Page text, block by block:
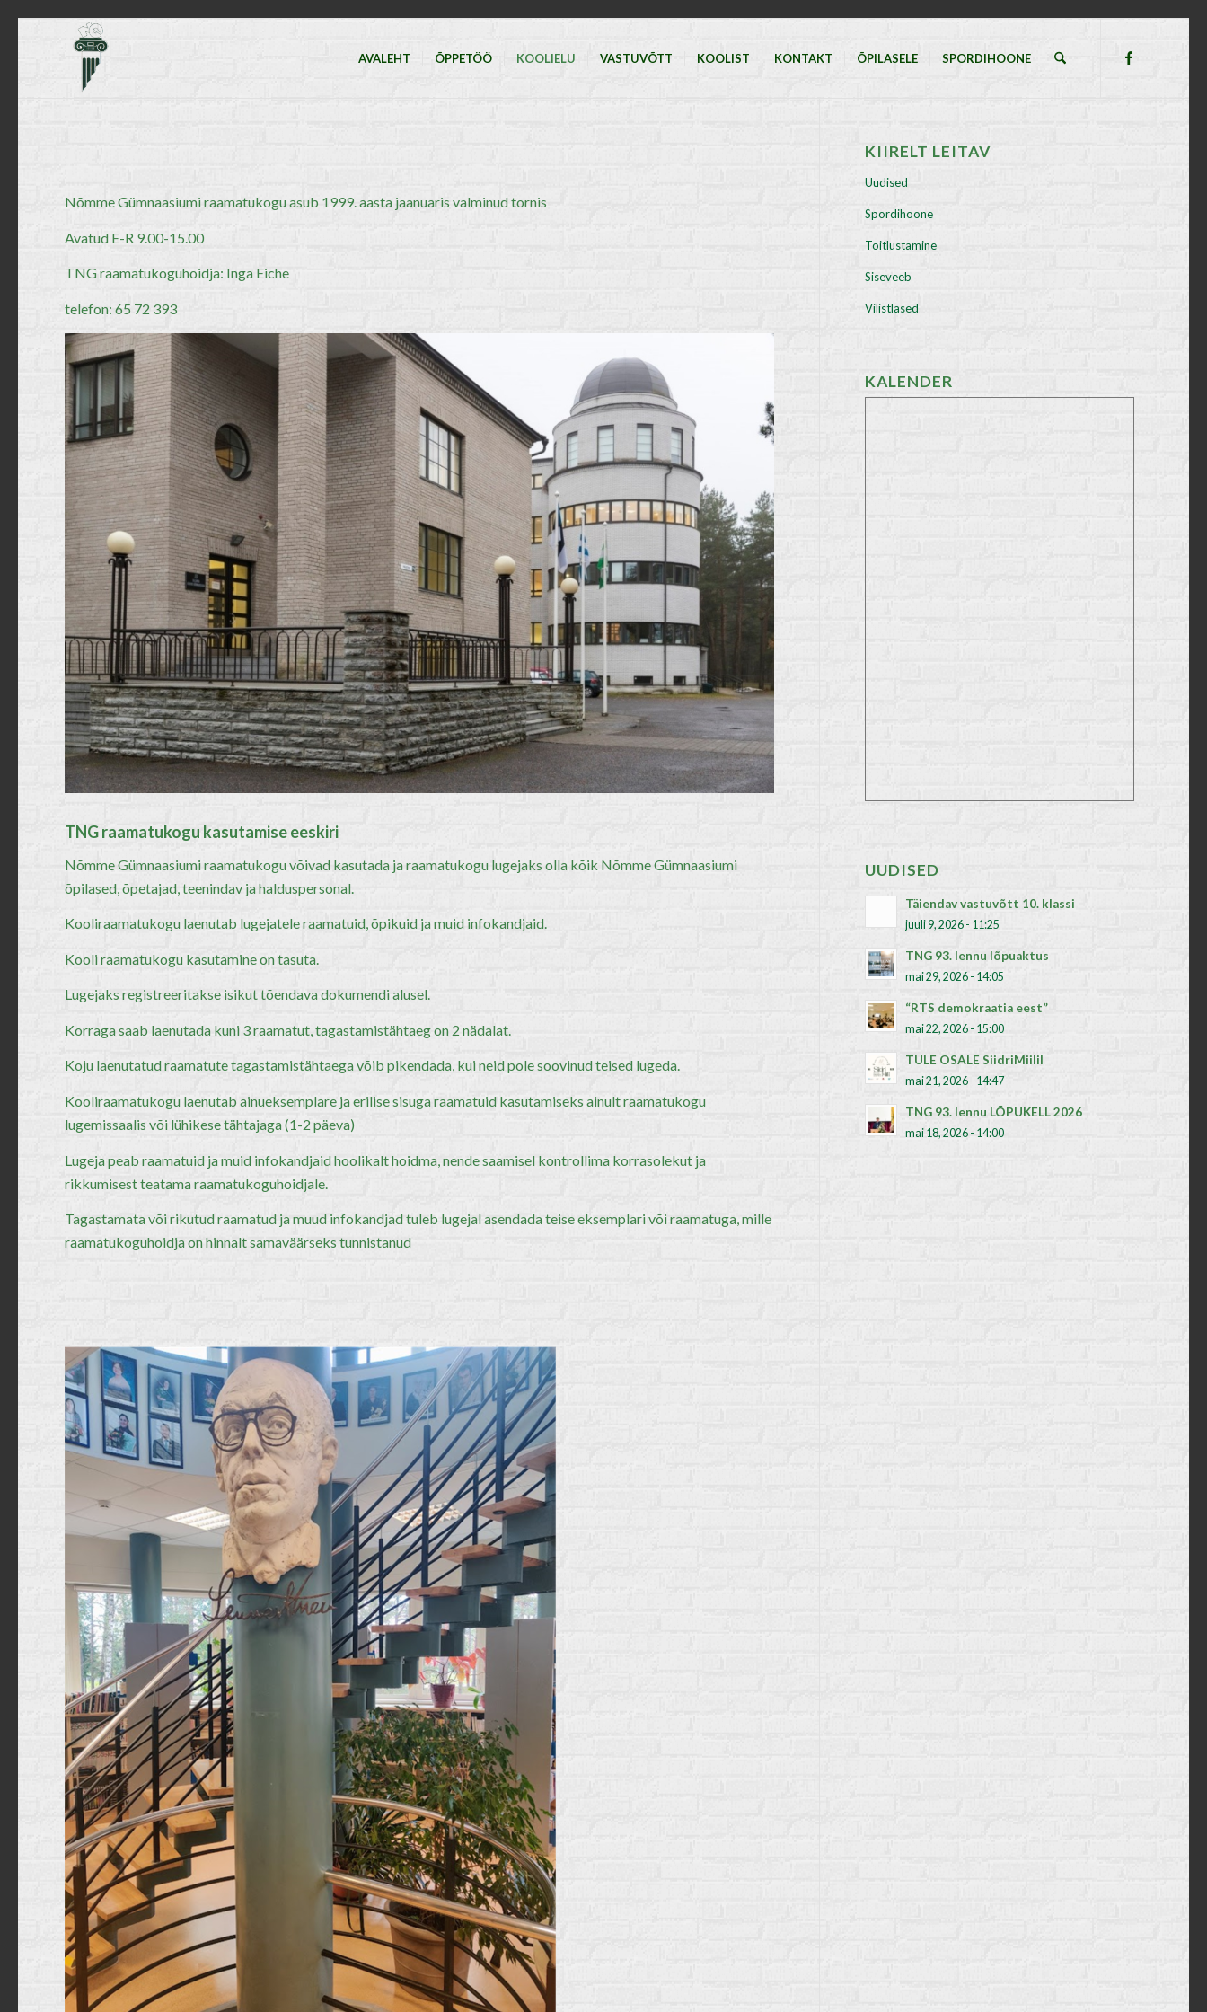
AVALEHT ÕPPETÖÖ KOOLIELU VASTUVÕTT KOOLIST KONTAKT ÕPILASELE SPORDIHOONE
Nõmme Gümnaasiumi raamatukogu asub 1999. aasta jaanuaris valminud tornis
Avatud E-R 9.00-15.00
TNG raamatukoguhoidja: Inga Eiche
telefon: 65 72 393
TNG raamatukogu kasutamise eeskiri
Nõmme Gümnaasiumi raamatukogu võivad kasutada ja raamatukogu lugejaks olla kõik Nõmme Gümnaasiumi
õpilased, õpetajad, teenindav ja halduspersonal.
Kooliraamatukogu laenutab lugejatele raamatuid, õpikuid ja muid infokandjaid.
Kooli raamatukogu kasutamine on tasuta.
Lugejaks registreeritakse isikut tõendava dokumendi alusel.
Korraga saab laenutada kuni 3 raamatut, tagastamistähtaeg on 2 nädalat.
Koju laenutatud raamatute tagastamistähtaega võib pikendada, kui neid pole soovinud teised lugeda.
Kooliraamatukogu laenutab ainueksemplare ja erilise sisuga raamatuid kasutamiseks ainult raamatukogu
lugemissaalis või lühikese tähtajaga (1-2 päeva)
Lugeja peab raamatuid ja muid infokandjaid hoolikalt hoidma, nende saamisel kontrollima korrasolekut ja
rikkumisest teatama raamatukoguhoidjale.
Tagastamata või rikutud raamatud ja muud infokandjad tuleb lugejal asendada teise eksemplari või raamatuga, mille
raamatukoguhoidja on hinnalt samaväärseks tunnistanud
KIIRELT LEITAV
Uudised
Spordihoone
Toitlustamine
Siseveeb
Vilistlased
KALENDER
UUDISED
Täiendav vastuvõtt 10. klassi
juuli 9, 2026 - 11:25
TNG 93. lennu lõpuaktus
mai 29, 2026 - 14:05
“RTS demokraatia eest”
mai 22, 2026 - 15:00
TULE OSALE SiidriMiilil
mai 21, 2026 - 14:47
TNG 93. lennu LÕPUKELL 2026
mai 18, 2026 - 14:00